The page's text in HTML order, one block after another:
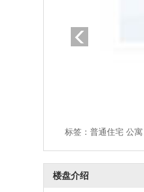
标签：普通住宅 公寓
楼盘介绍